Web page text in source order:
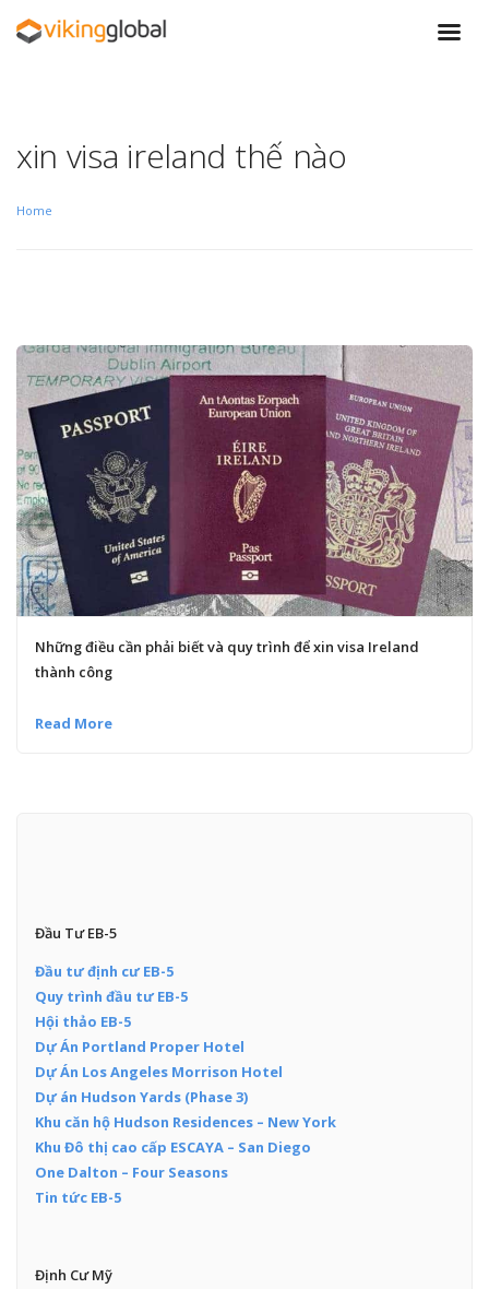
xin visa ireland thế nào
Home
Những điều cần phải biết và quy trình để xin visa Ireland
thành công
Read More
Đầu Tư EB-5
Đầu tư định cư EB-5
Quy trình đầu tư EB-5
Hội thảo EB-5
Dự Án Portland Proper Hotel
Dự Án Los Angeles Morrison Hotel
Dự án Hudson Yards (Phase 3)
Khu căn hộ Hudson Residences – New York
Khu Đô thị cao cấp ESCAYA – San Diego
One Dalton – Four Seasons
Tin tức EB-5
Định Cư Mỹ